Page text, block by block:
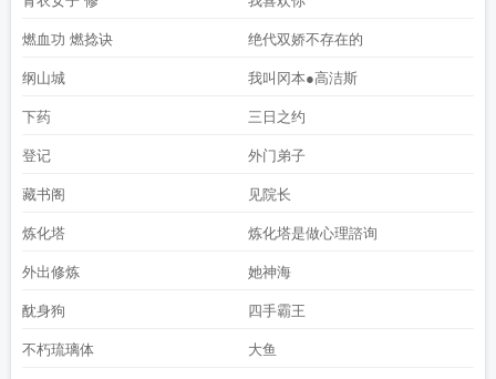
燃血功 燃捻诀 绝代双娇不存在的
纲山城 我叫冈本●高洁斯
下药 三日之约
登记 外门弟子
藏书阁 见院长
炼化塔 炼化塔是做心理諮询
外出修炼 她神海
酖身狗 四手霸王
不朽琉璃体 大鱼